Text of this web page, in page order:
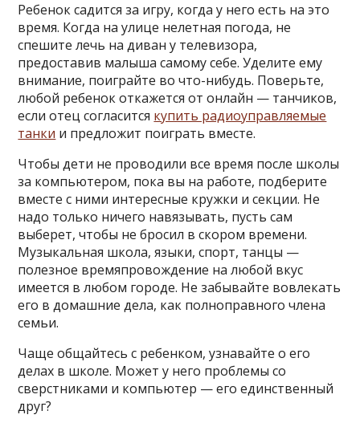
Ребенок садится за игру, когда у него есть на это
время. Когда на улице нелетная погода, не
спешите лечь на диван у телевизора,
предоставив малыша самому себе. Уделите ему
внимание, поиграйте во что-нибудь. Поверьте,
любой ребенок откажется от онлайн — танчиков,
если отец согласится купить радиоуправляемые
танки и предложит поиграть вместе.
Чтобы дети не проводили все время после школы
за компьютером, пока вы на работе, подберите
вместе с ними интересные кружки и секции. Не
надо только ничего навязывать, пусть сам
выберет, чтобы не бросил в скором времени.
Музыкальная школа, языки, спорт, танцы —
полезное времяпровождение на любой вкус
имеется в любом городе. Не забывайте вовлекать
его в домашние дела, как полноправного члена
семьи.
Чаще общайтесь с ребенком, узнавайте о его
делах в школе. Может у него проблемы со
сверстниками и компьютер — его единственный
друг?